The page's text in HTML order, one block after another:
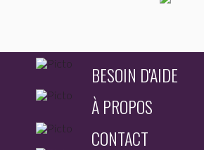
BESOIN D'AIDE
À PROPOS
CONTACT